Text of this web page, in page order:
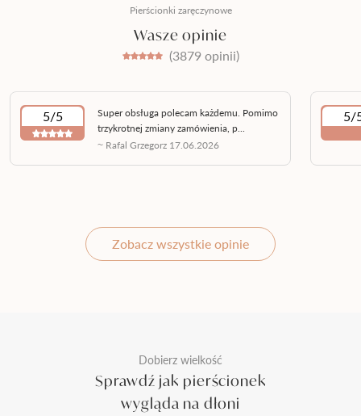
Pierścionki zaręczynowe
Wasze opinie
(3879 opinii)
5/5
Super obsługa polecam każdemu. Pomimo
trzykrotnej zmiany zamówienia, p...
~ Rafal Grzegorz 17.06.2026
5/
Zobacz wszystkie opinie
Dobierz wielkość
Sprawdź jak pierścionek
wygląda na dłoni